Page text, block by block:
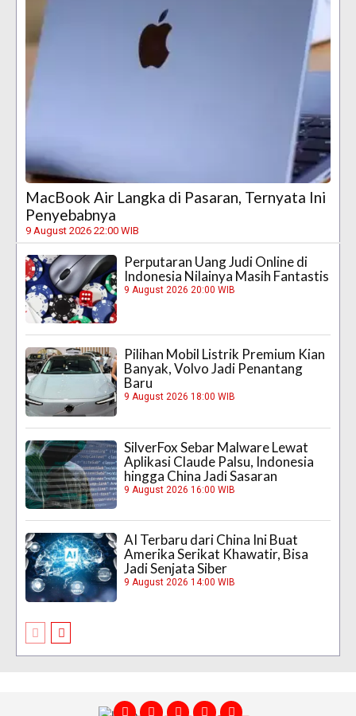
MacBook Air Langka di Pasaran, Ternyata Ini
Penyebabnya
9 August 2026 22:00 WIB
Perputaran Uang Judi Online di
Indonesia Nilainya Masih Fantastis
9 August 2026 20:00 WIB
Pilihan Mobil Listrik Premium Kian
Banyak, Volvo Jadi Penantang
Baru
9 August 2026 18:00 WIB
SilverFox Sebar Malware Lewat
Aplikasi Claude Palsu, Indonesia
hingga China Jadi Sasaran
9 August 2026 16:00 WIB
AI Terbaru dari China Ini Buat
Amerika Serikat Khawatir, Bisa
Jadi Senjata Siber
9 August 2026 14:00 WIB